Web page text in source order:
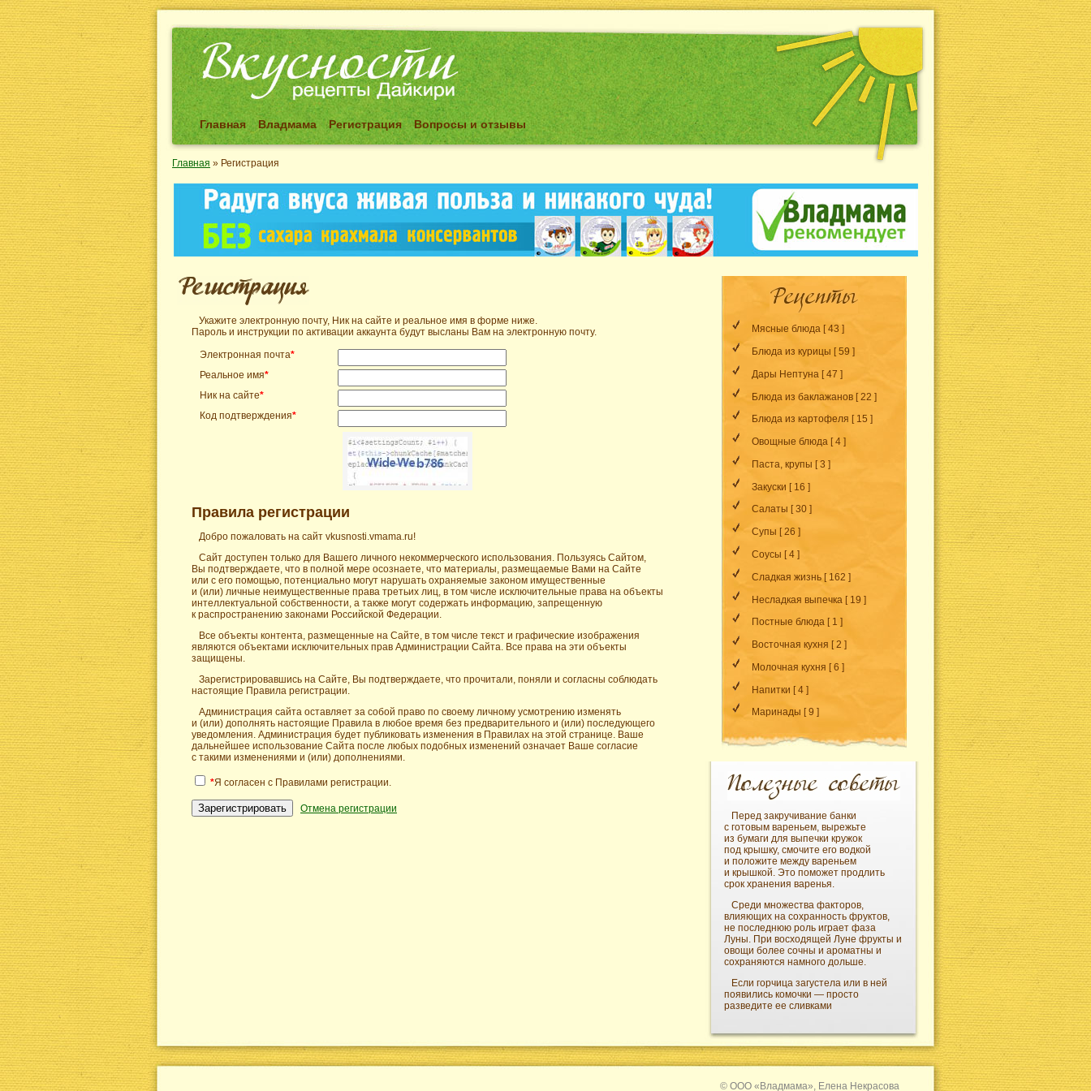
Главная Владмама Регистрация Вопросы и отзывы
Главная » Регистрация
Мясные блюда[ 43 ]
Блюда из курицы [ 59 ]
Дары Нептуна [ 47 ]
Блюда из баклажанов[ 22 ]
Блюда из картофеля [ 15 ]
Овощные блюда[ 4 ]
Паста, крупы [ 3 ]
Закуски [ 16 ]
Салаты [ 30 ]
Супы [ 26 ]
Соусы [ 4 ]
Сладкая жизнь[ 162 ]
Несладкая выпечка [ 19 ]
Постные блюда[ 1 ]
Восточная кухня [ 2 ]
Молочная кухня [ 6 ]
Напитки [ 4 ]
Маринады [ 9 ]
Перед закручивание банки
с готовым вареньем, вырежьте
из бумаги для выпечки кружок
под крышку, смочите его водкой
и положите между вареньем
и крышкой. Это поможет продлить
срок хранения варенья.
Среди множества факторов,
влияющих на сохранность фруктов,
не последнюю роль играет фаза
Луны. При восходящей Луне фрукты и
овощи более сочны и ароматны и
сохраняются намного дольше.
Если горчица загустела или в ней
появились комочки — просто
разведите ее сливками
Укажите электронную почту, Ник на сайте и реальное имя в форме ниже.
Пароль и инструкции по активации аккаунта будут высланы Вам на электронную почту.
Электронная почта*
Реальное имя*
Ник на сайте*
Код подтверждения*
Правила регистрации
Добро пожаловать на сайт vkusnosti.vmama.ru!
Сайт доступен только для Вашего личного некоммерческого использования. Пользуясь Сайтом,
Вы подтверждаете, что в полной мере осознаете, что материалы, размещаемые Вами на Сайте
или с его помощью, потенциально могут нарушать охраняемые законом имущественные
и (или) личные неимущественные права третьих лиц, в том числе исключительные права на объекты
интеллектуальной собственности, а также могут содержать информацию, запрещенную
к распространению законами Российской Федерации.
Все объекты контента, размещенные на Сайте, в том числе текст и графические изображения
являются объектами исключительных прав Администрации Сайта. Все права на эти объекты
защищены.
Зарегистрировавшись на Сайте, Вы подтверждаете, что прочитали, поняли и согласны соблюдать
настоящие Правила регистрации.
Администрация сайта оставляет за собой право по своему личному усмотрению изменять
и (или) дополнять настоящие Правила в любое время без предварительного и (или) последующего
уведомления. Администрация будет публиковать изменения в Правилах на этой странице. Ваше
дальнейшее использование Сайта после любых подобных изменений означает Ваше согласие
с такими изменениями и (или) дополнениями.
*Я согласен с Правилами регистрации.
Зарегистрировать Отмена регистрации
© ООО «Владмама», Елена Некрасова